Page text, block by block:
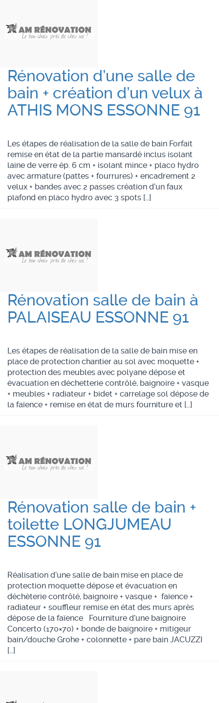
Rénovation d’une salle de
bain + création d’un velux à
ATHIS MONS ESSONNE 91
Les étapes de réalisation de la salle de bain Forfait
remise en état de la partie mansardé inclus isolant
laine de verre ép. 6 cm + isolant mince + placo hydro
avec armature (pattes + fourrures) + encadrement 2
velux + bandes avec 2 passes création d’un faux
plafond en placo hydro avec 3 spots […]
Rénovation salle de bain à
PALAISEAU ESSONNE 91
Les étapes de réalisation de la salle de bain mise en
place de protection chantier au sol avec moquette +
protection des meubles avec polyane dépose et
évacuation en déchetterie contrôlé, baignoire + vasque
+ meubles + radiateur + bidet + carrelage sol dépose de
la faïence + remise en état de murs fourniture et […]
Rénovation salle de bain +
toilette LONGJUMEAU
ESSONNE 91
Réalisation d’une salle de bain mise en place de
protection moquette dépose et évacuation en
déchèterie contrôlé, baignoire + vasque + faïence +
radiateur + souffleur remise en état des murs après
dépose de la faïence Fourniture d’une baignoire
Concerto (170×70) + bonde de baignoire + mitigeur
bain/douche Grohe + colonnette + pare bain JACUZZI
[…]